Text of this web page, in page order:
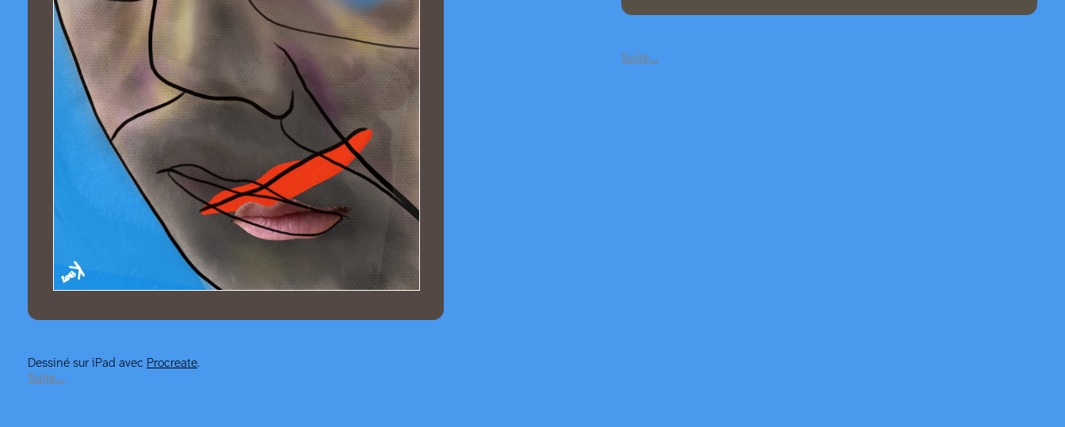
Dessiné sur iPad avec Procreate.
Suite…
Suite…